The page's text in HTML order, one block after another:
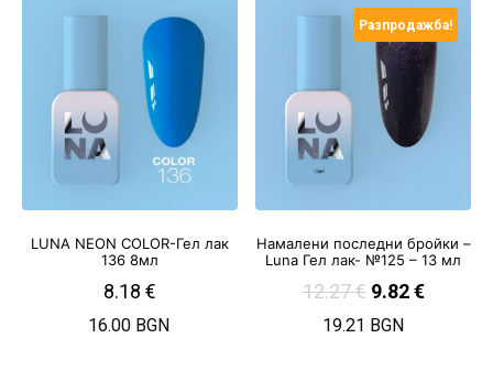
LUNA NEON COLOR-Гел лак
136 8мл
8.18 €
16.00 BGN
Разпродажба!
Намалени последни бройки –
Luna Гел лак- №125 – 13 мл
12.27€ 9.82€
19.21 BGN